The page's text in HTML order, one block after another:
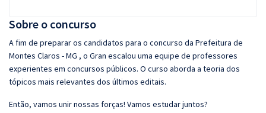
Sobre o concurso
A fim de preparar os candidatos para o concurso da Prefeitura de
Montes Claros - MG , o Gran escalou uma equipe de professores
experientes em concursos públicos. O curso aborda a teoria dos
tópicos mais relevantes dos últimos editais.
Então, vamos unir nossas forças! Vamos estudar juntos?